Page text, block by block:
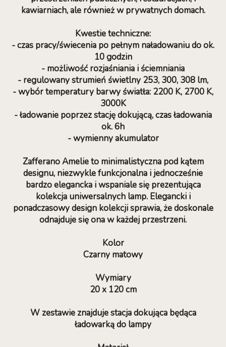
kawiarniach, ale również w prywatnych domach.
Kwestie techniczne:
- czas pracy/świecenia po pełnym naładowaniu do ok.
10 godzin
- możliwość rozjaśniania i ściemniania
- regulowany strumień świetlny 253, 300, 308 lm,
- wybór temperatury barwy światła: 2200 K, 2700 K,
3000K
- ładowanie poprzez stację dokującą, czas ładowania
ok. 6h
- wymienny akumulator
Zafferano Amelie to minimalistyczna pod kątem
designu, niezwykle funkcjonalna i jednocześnie
bardzo elegancka i wspaniale się prezentująca
kolekcja uniwersalnych lamp. Elegancki i
ponadczasowy design kolekcji sprawia, że doskonale
odnajduje się ona w każdej przestrzeni.
Kolor
Czarny matowy
Wymiary
20 x 120 cm
W zestawie znajduje stacja dokująca będąca
ładowarką do lampy